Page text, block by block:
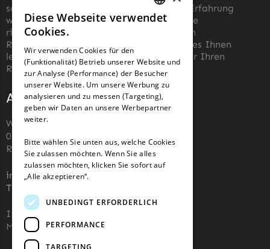
so einfach wie möglich zu machen. Aus Erfahrung
wissen wir, wie schwierig es sein kann, die
richtigen Messer für einen automatischen
Rasenmäher zu finden. Unser Ziel ist es, es Ihnen
leicht zu machen, die richtigen Messer für Ihren
Roboter-Rasenmäher zu kaufen.
Adresse und Kontakt
Wiesenstraße 110,
07743, Jena, Deutschland (keine
Rücksendeadresse)
info@robotermaher-messer.de
Tel. +49 3641 8090878
IHK 67529623
MWST: NL857053759B01
GERMAN
GERMAN
Diese Webseite verwendet
Cookies.
Wir verwenden Cookies für den
(Funktionalität) Betrieb unserer Website und
zur Analyse (Performance) der Besucher
unserer Website. Um unsere Werbung zu
analysieren und zu messen (Targeting),
geben wir Daten an unsere Werbepartner
weiter.
Bitte wählen Sie unten aus, welche Cookies
Sie zulassen möchten. Wenn Sie alles
zulassen möchten, klicken Sie sofort auf
„Alle akzeptieren“.
UNBEDINGT ERFORDERLICH
PERFORMANCE
TARGETING